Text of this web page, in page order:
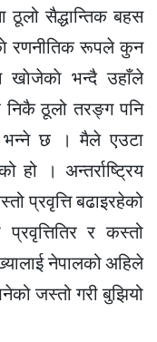
सैद्धान्तिक बहस
रणनीतिक रूपले कुन
खाेजेकाे भन्दै उहाँले
निकै ठूलो तरङ्ग पनि
छ । मैले एउटा
हो । अन्तर्राष्ट्रिय
प्रवृत्ति बढाइरहेको
र कस्तो
नेपालको अहिले
जस्तो गरी बुझियो